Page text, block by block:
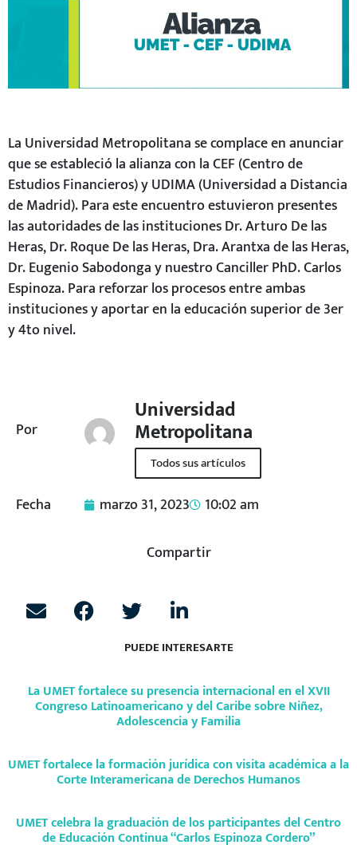
Por
Universidad
Metropolitana
Todos sus artículos
Fecha marzo 31, 2023 10:02 am
Compartir
PUEDE INTERESARTE
La UMET fortalece su presencia internacional en el XVII
Congreso Latinoamericano y del Caribe sobre Niñez,
Adolescencia y Familia
UMET fortalece la formación jurídica con visita académica a la
Corte Interamericana de Derechos Humanos
UMET celebra la graduación de los participantes del Centro
de Educación Continua “Carlos Espinoza Cordero”
La Universidad Metropolitana se complace en anunciar
que se estableció la alianza con la CEF (Centro de
Estudios Financieros) y UDIMA (Universidad a Distancia
de Madrid). Para este encuentro estuvieron presentes
las autoridades de las instituciones Dr. Arturo De las
Heras, Dr. Roque De las Heras, Dra. Arantxa de las Heras,
Dr. Eugenio Sabodonga y nuestro Canciller PhD. Carlos
Espinoza. Para reforzar los procesos entre ambas
instituciones y aportar en la educación superior de 3er
y 4to nivel.